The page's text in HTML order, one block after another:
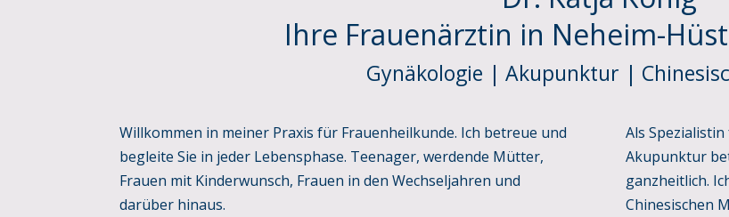
Ihre Frauenärztin in Neheim-
Gynäkologie | Akupunktur |
Willkommen in meiner Praxis für Frauenheilkunde. Ich betreue und
begleite Sie in jeder Lebensphase. Teenager, werdende Mütter,
Frauen mit Kinderwunsch, Frauen in den Wechseljahren und
darüber hinaus.
Als
Akupunktur
ganzheitlich.
Chinesischen